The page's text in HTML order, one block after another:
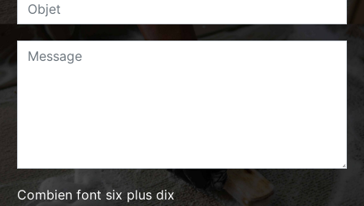
Combien font six plus dix